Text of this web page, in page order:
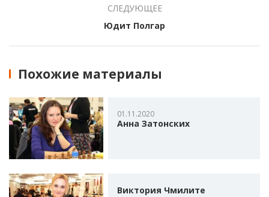
СЛЕДУЮЩЕЕ
Юдит Полгар
Похожие материалы
01.11.2020
Анна Затонских
Виктория Чмилите